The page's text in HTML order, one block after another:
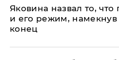
Яковина назвал то, что
и его режим, намекнув
конец